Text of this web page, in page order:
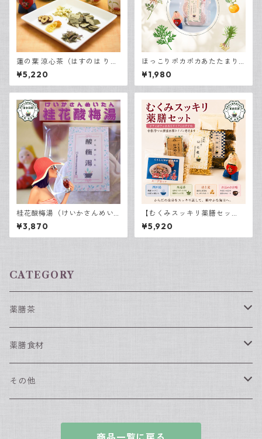
蓮の葉 涼心茶（はすのは りょ
うしんちゃ） 15包入
¥5,220
ほっこりポカポカあたたまり
乃湯［3袋入り］
¥1,980
桂花酸梅湯（けいかさんめい
たん） 3袋入
¥3,870
【むくみスッキリ薬膳セッ
ト】 脾虚水滞体質の肥満解消
にオススメの薬膳セット
¥5,920
CATEGORY
薬膳茶
春におすすめの薬膳茶
夏におすすめの薬膳茶
薬膳食材
薬膳食材（単品）
その他